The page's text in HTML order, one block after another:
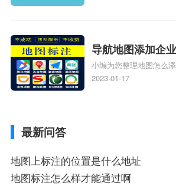
导航地图添加企
定位企业？
小编为您整理地图怎么
地图标注服务中心铺名
2023-01-17
最新问答
地图上标注的位置是什么地址
地图标注怎么样才能通过啊